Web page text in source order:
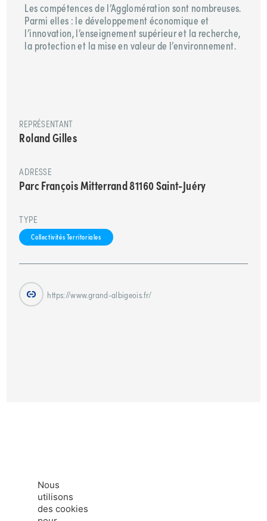
Les compétences de l’Agglomération sont nombreuses.
Parmi elles : le développement économique et
l’innovation, l’enseignement supérieur et la recherche,
la protection et la mise en valeur de l’environnement.
REPRÉSENTANT
Roland Gilles
ADRESSE
Parc François Mitterrand 81160 Saint-Juéry
TYPE
Collectivités Territoriales
https://www.grand-albigeois.fr/
Nous
utilisons
des cookies